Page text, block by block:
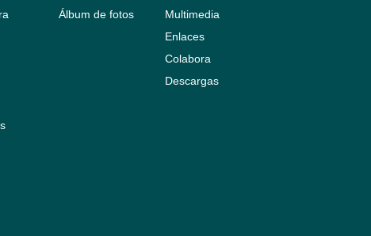
Álbum de fotos
Multimedia
Enlaces
Colabora
Descargas